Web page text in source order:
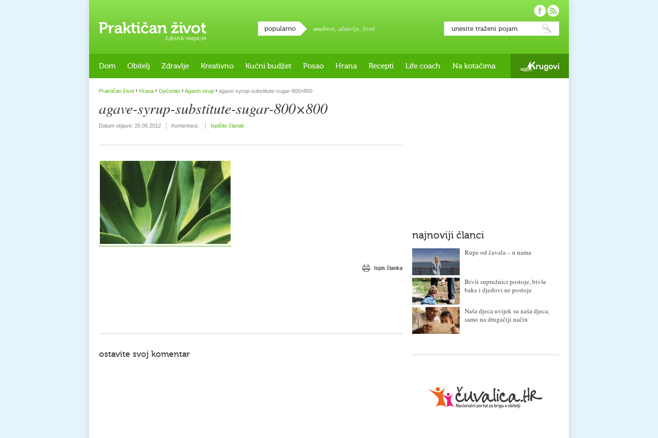
Lifestyle magazin
popularno mudrost, zdravlje, život
Dom Obitelj Zdravlje Kreativno Kućni budžet Posao Hrana Recepti Life coach Na kotačima
Praktičan život › Hrana › Općenito ›Agavin sirup › agave-syrup-substitute-sugar-800×800
agave-syrup-substitute-sugar-800×800
Datum objave: 25.05.2012 Komentara: Ispišite članak
Ispis članka
ostavite svoj komentar
najnoviji članci
Rupe od čavala – u nama
Bivši supružnici postoje, bivše
bake i djedovi ne postoje
Naša djeca uvijek su naša djeca,
samo na drugačiji način